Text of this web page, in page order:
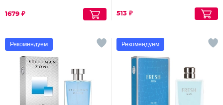
1679 ₽ 513 ₽
Рекомендуем Рекомендуем